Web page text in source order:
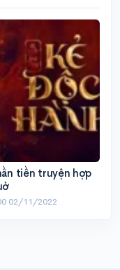
tiền truyện hợp
02/11/2022